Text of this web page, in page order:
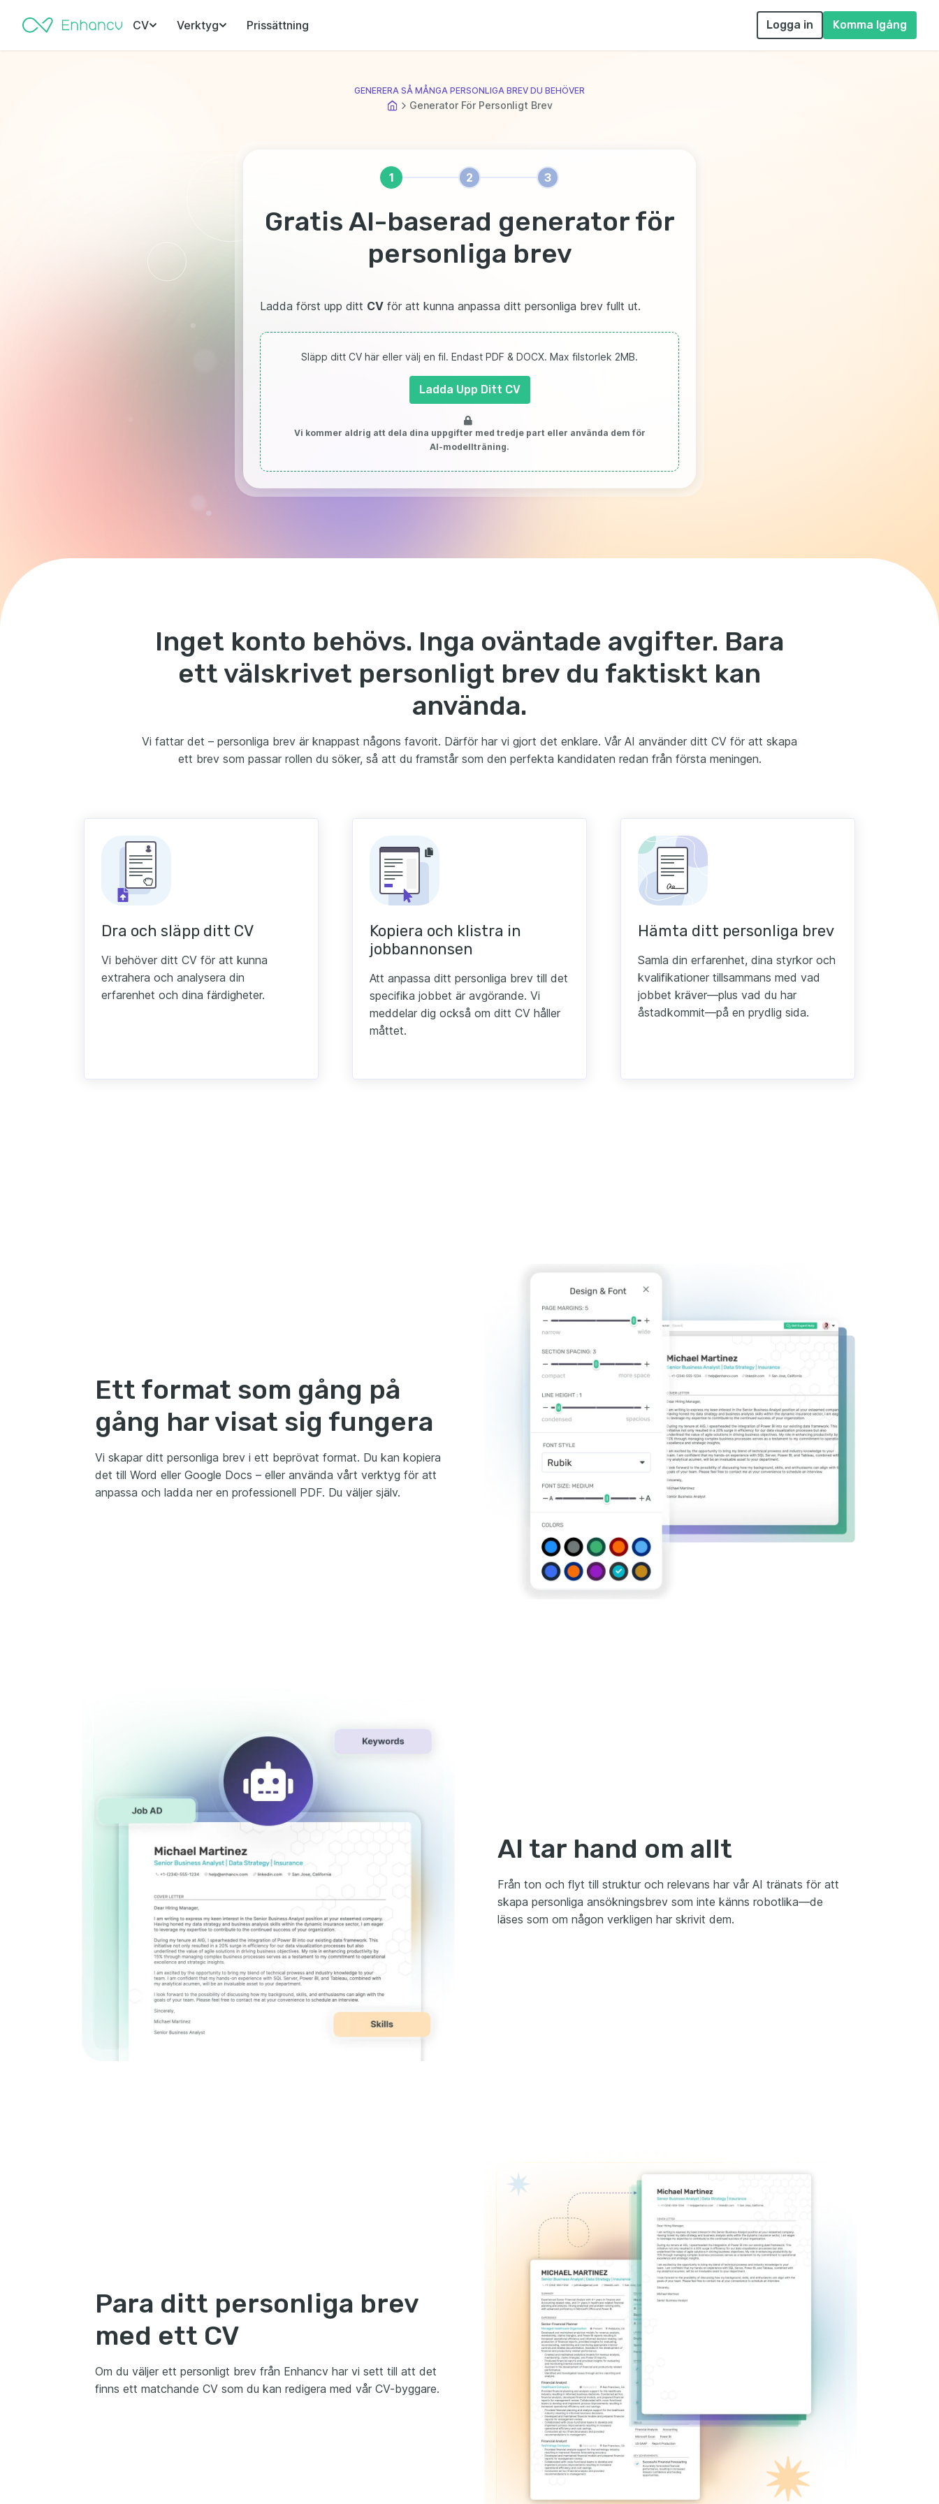
CV Verktyg Prissättning Logga in Komma Igång
GENERERA SÅ MÅNGA PERSONLIGA BREV DU BEHÖVER
Generator För Personligt Brev
1 2 3
Gratis AI-baserad generator för
personliga brev
Ladda först upp ditt CV för att kunna anpassa ditt personliga brev fullt ut.
Släpp ditt CV här eller välj en fil. Endast PDF & DOCX. Max filstorlek 2MB.
Ladda Upp Ditt CV
Vi kommer aldrig att dela dina uppgifter med tredje part eller använda dem för
AI-modellträning.
Inget konto behövs. Inga oväntade avgifter. Bara
ett välskrivet personligt brev du faktiskt kan
använda.
Vi fattar det – personliga brev är knappast någons favorit. Därför har vi gjort det enklare. Vår AI använder ditt CV för att skapa
ett brev som passar rollen du söker, så att du framstår som den perfekta kandidaten redan från första meningen.
Dra och släpp ditt CV
Vi behöver ditt CV för att kunna
extrahera och analysera din
erfarenhet och dina färdigheter.
Kopiera och klistra in
jobbannonsen
Att anpassa ditt personliga brev till det
specifika jobbet är avgörande. Vi
meddelar dig också om ditt CV håller
måttet.
Hämta ditt personliga brev
Samla din erfarenhet, dina styrkor och
kvalifikationer tillsammans med vad
jobbet kräver—plus vad du har
åstadkommit—på en prydlig sida.
Ett format som gång på
gång har visat sig fungera
Vi skapar ditt personliga brev i ett beprövat format. Du kan kopiera
det till Word eller Google Docs – eller använda vårt verktyg för att
anpassa och ladda ner en professionell PDF. Du väljer själv.
AI tar hand om allt
Från ton och flyt till struktur och relevans har vår AI tränats för att
skapa personliga ansökningsbrev som inte känns robotlika—de
läses som om någon verkligen har skrivit dem.
Para ditt personliga brev
med ett CV
Om du väljer ett personligt brev från Enhancv har vi sett till att det
finns ett matchande CV som du kan redigera med vår CV-byggare.